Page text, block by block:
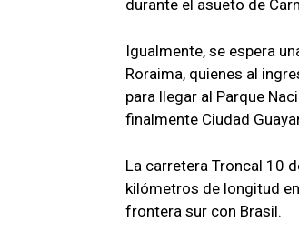
durante el asueto de
Igualmente, se espera
Roraima, quienes al
para llegar al Parque
finalmente Ciudad
La carretera Troncal 10
kilómetros de longitud
frontera sur con Brasil.